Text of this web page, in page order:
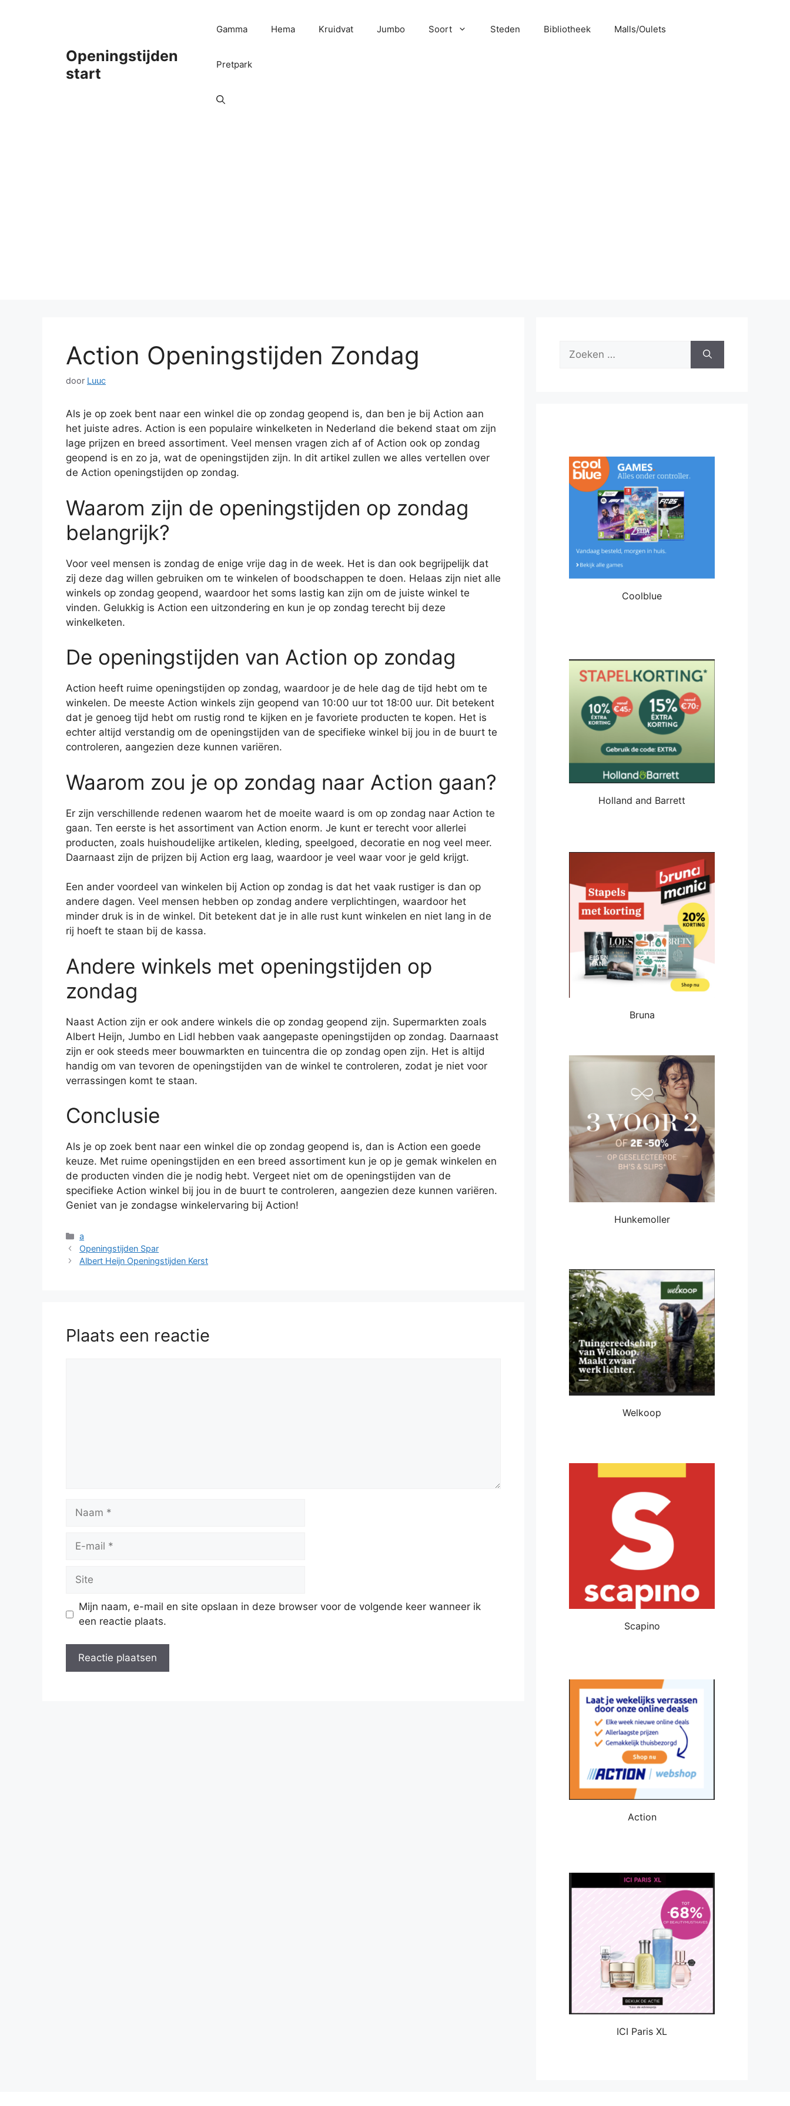
Openingstijden
start
Gamma Hema Kruidvat Jumbo Soort Steden Bibliotheek Malls/Oulets
Pretpark
Action Openingstijden Zondag
door Luuc
Als je op zoek bent naar een winkel die op zondag geopend is, dan ben je bij Action aan
het juiste adres. Action is een populaire winkelketen in Nederland die bekend staat om zijn
lage prijzen en breed assortiment. Veel mensen vragen zich af of Action ook op zondag
geopend is en zo ja, wat de openingstijden zijn. In dit artikel zullen we alles vertellen over
de Action openingstijden op zondag.
Waarom zijn de openingstijden op zondag
belangrijk?
Voor veel mensen is zondag de enige vrije dag in de week. Het is dan ook begrijpelijk dat
zij deze dag willen gebruiken om te winkelen of boodschappen te doen. Helaas zijn niet alle
winkels op zondag geopend, waardoor het soms lastig kan zijn om de juiste winkel te
vinden. Gelukkig is Action een uitzondering en kun je op zondag terecht bij deze
winkelketen.
De openingstijden van Action op zondag
Action heeft ruime openingstijden op zondag, waardoor je de hele dag de tijd hebt om te
winkelen. De meeste Action winkels zijn geopend van 10:00 uur tot 18:00 uur. Dit betekent
dat je genoeg tijd hebt om rustig rond te kijken en je favoriete producten te kopen. Het is
echter altijd verstandig om de openingstijden van de specifieke winkel bij jou in de buurt te
controleren, aangezien deze kunnen variëren.
Waarom zou je op zondag naar Action gaan?
Er zijn verschillende redenen waarom het de moeite waard is om op zondag naar Action te
gaan. Ten eerste is het assortiment van Action enorm. Je kunt er terecht voor allerlei
producten, zoals huishoudelijke artikelen, kleding, speelgoed, decoratie en nog veel meer.
Daarnaast zijn de prijzen bij Action erg laag, waardoor je veel waar voor je geld krijgt.
Een ander voordeel van winkelen bij Action op zondag is dat het vaak rustiger is dan op
andere dagen. Veel mensen hebben op zondag andere verplichtingen, waardoor het
minder druk is in de winkel. Dit betekent dat je in alle rust kunt winkelen en niet lang in de
rij hoeft te staan bij de kassa.
Andere winkels met openingstijden op
zondag
Naast Action zijn er ook andere winkels die op zondag geopend zijn. Supermarkten zoals
Albert Heijn, Jumbo en Lidl hebben vaak aangepaste openingstijden op zondag. Daarnaast
zijn er ook steeds meer bouwmarkten en tuincentra die op zondag open zijn. Het is altijd
handig om van tevoren de openingstijden van de winkel te controleren, zodat je niet voor
verrassingen komt te staan.
Conclusie
Als je op zoek bent naar een winkel die op zondag geopend is, dan is Action een goede
keuze. Met ruime openingstijden en een breed assortiment kun je op je gemak winkelen en
de producten vinden die je nodig hebt. Vergeet niet om de openingstijden van de
specifieke Action winkel bij jou in de buurt te controleren, aangezien deze kunnen variëren.
Geniet van je zondagse winkelervaring bij Action!
Categorieën
a
Openingstijden Spar
Albert Heijn Openingstijden Kerst
Plaats een reactie
Naam
Site
Mijn naam, e-mail en site opslaan in deze browser voor de volgende keer wanneer ik
een reactie plaats.
Zoek
Coolblue
Holland and Barrett
Bruna
Hunkemoller
Welkoop
Scapino
Action
ICI Paris XL